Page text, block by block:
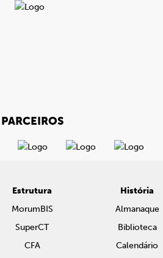
PARCEIROS
Estrutura
MorumBIS
SuperCT
CFA
História
Almanaque
Biblioteca
Calendário